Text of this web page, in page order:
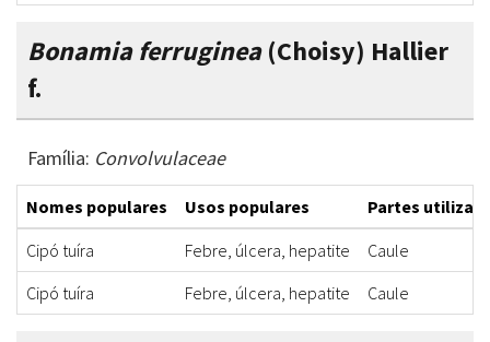
Bonamia ferruginea(Choisy) Hallier
f.
Família: Convolvulaceae
Nomes populares Usos populares
Partes
Cipó tuíra
Febre, úlcera, hepatite
Caule
Cipó tuíra
Febre, úlcera, hepatite Caule